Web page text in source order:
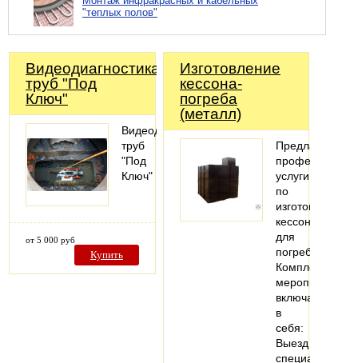
"теплых полов"
Видеодиагностика
труб "Под
Ключ"
Видеодиагностика
труб
"Под
Ключ"
от 5 000 руб
Купить
Изготовление
кессона-
погреба
(металл)
Предлагаем
услуги
по
изготовлению
кессона
для
погреба.
Комплекс
мероприятий
включает
в
себя:
Выезд
специалиста